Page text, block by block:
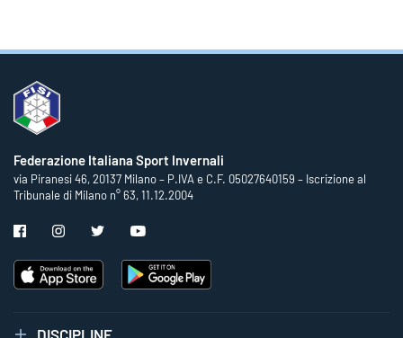
Federazione Italiana Sport Invernali
via Piranesi 46, 20137 Milano – P.IVA e C.F. 05027640159 – Iscrizione al
Tribunale di Milano n° 63, 11.12.2004